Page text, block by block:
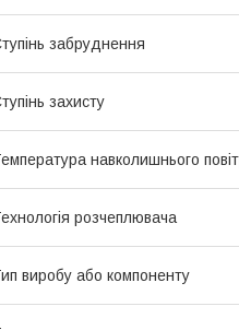
забруднення
захисту
навколишнього
розчеплювача
виробу або компоненту